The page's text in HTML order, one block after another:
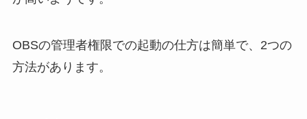
OBSの管理者権限での起動の仕方は簡単で、2つの
方法があります。